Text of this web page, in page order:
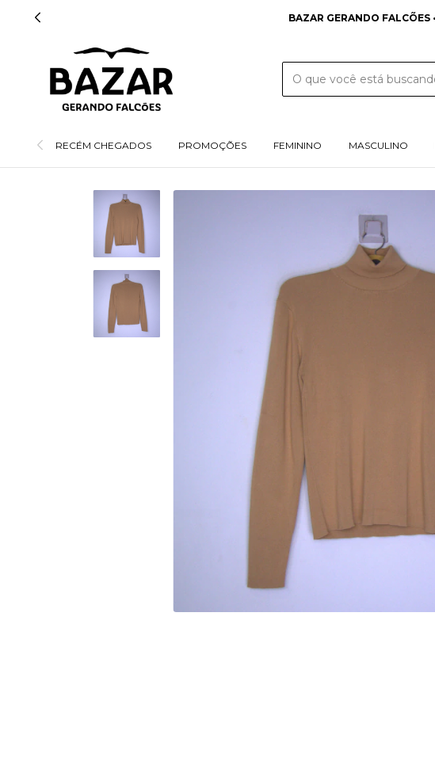
BAZAR GERANDO FALCÕES
RECÉM CHEGADOS PROMOÇÕES FEMININO MASCULINO